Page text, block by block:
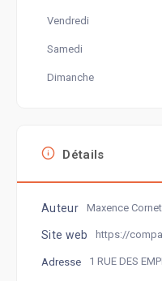
Vendredi
Samedi
Dimanche
Détails
Auteur Maxence Cornet
Site web https://
Adresse 1 RUE DES